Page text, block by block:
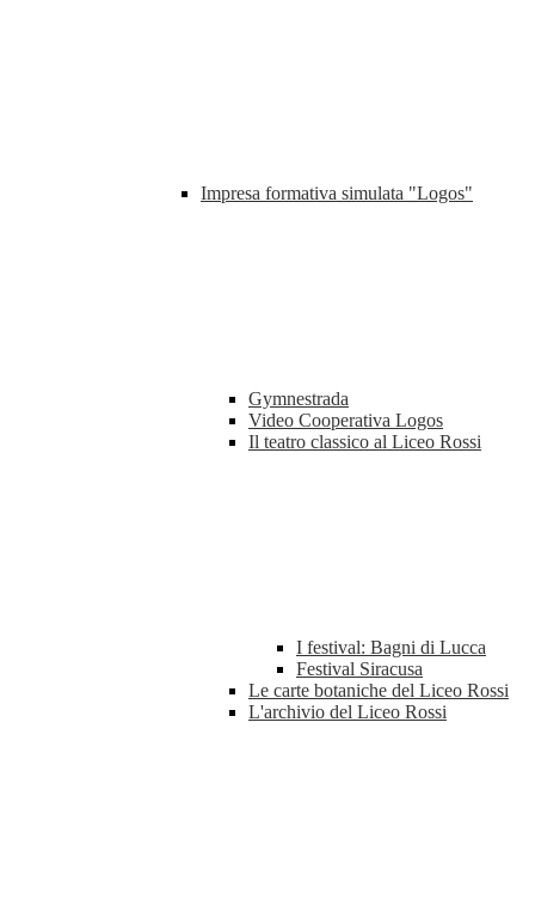
Impresa formativa simulata "Logos"
Gymnestrada
Video Cooperativa Logos
Il teatro classico al Liceo Rossi
I festival: Bagni di Lucca
Festival Siracusa
Le carte botaniche del Liceo Rossi
L'archivio del Liceo Rossi